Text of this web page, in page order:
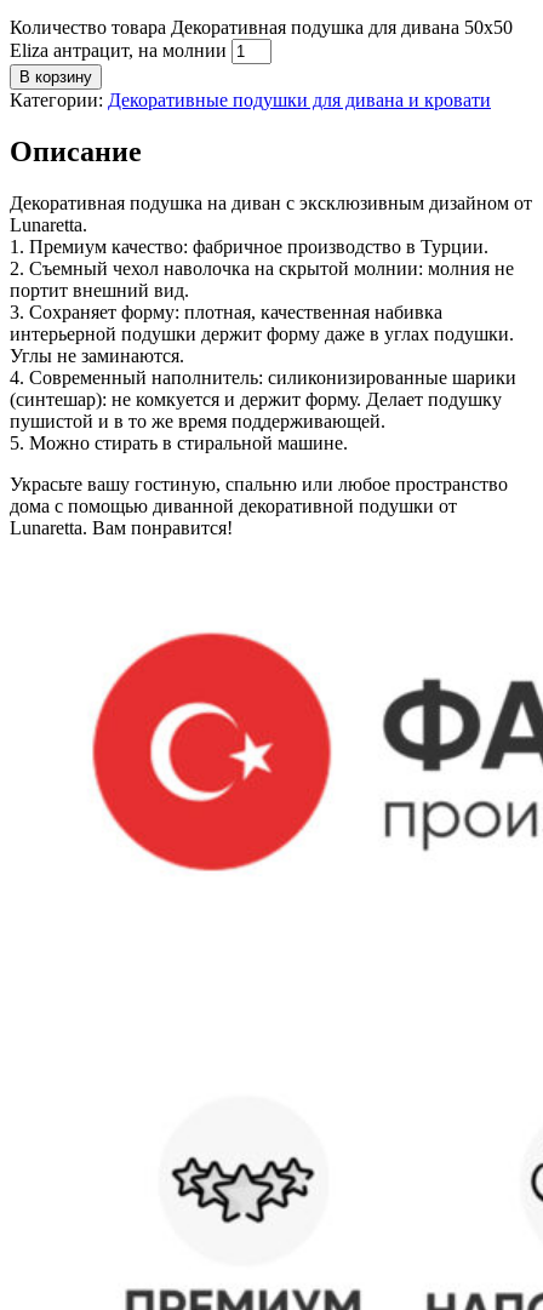
Количество товара Декоративная подушка для дивана 50x50
Eliza антрацит, на молнии
В корзину
Категории: Декоративные подушки для дивана и кровати
Описание
Декоративная подушка на диван с эксклюзивным дизайном от
Lunaretta.
1. Премиум качество: фабричное производство в Турции.
2. Съемный чехол наволочка на скрытой молнии: молния не
портит внешний вид.
3. Сохраняет форму: плотная, качественная набивка
интерьерной подушки держит форму даже в углах подушки.
Углы не заминаются.
4. Современный наполнитель: cиликонизированные шарики
(синтешар): не комкуется и держит форму. Делает подушку
пушистой и в то же время поддерживающей.
5. Можно стирать в стиральной машине.
Украсьте вашу гостиную, спальню или любое пространство
дома с помощью диванной декоративной подушки от
Lunaretta. Вам понравится!